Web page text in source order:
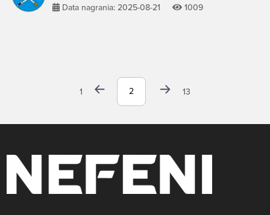
Data nagrania: 2025-08-21
1009
1 13